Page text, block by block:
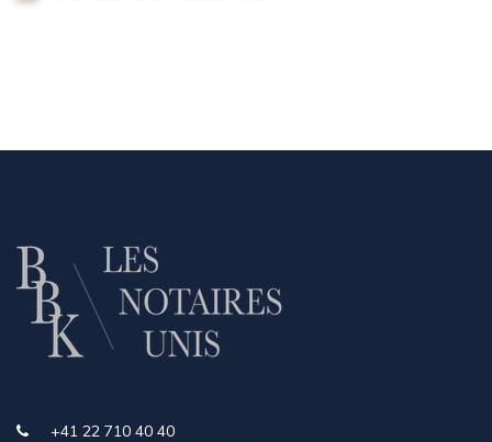
+41 22 710 40 40